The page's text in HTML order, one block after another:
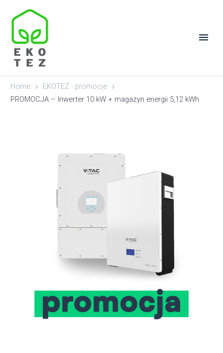
Home
EKOTEZ - promocje
PROMOCJA – Inwerter 10 kW + magazyn energii 5,12 kWh